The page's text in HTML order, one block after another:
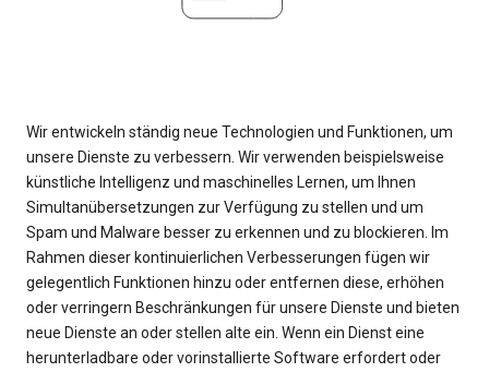
Wir entwickeln ständig neue Technologien und Funktionen, um
unsere Dienste zu verbessern. Wir verwenden beispielsweise
künstliche Intelligenz und maschinelles Lernen, um Ihnen
Simultanübersetzungen zur Verfügung zu stellen und um
Spam und Malware besser zu erkennen und zu blockieren. Im
Rahmen dieser kontinuierlichen Verbesserungen fügen wir
gelegentlich Funktionen hinzu oder entfernen diese, erhöhen
oder verringern Beschränkungen für unsere Dienste und bieten
neue Dienste an oder stellen alte ein. Wenn ein Dienst eine
herunterladbare oder vorinstallierte Software erfordert oder